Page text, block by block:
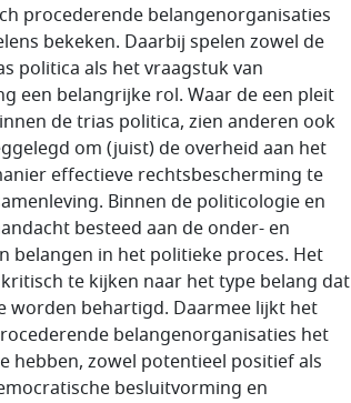
procederende belangenorganisaties
bekeken. Daarbij spelen zowel de
politica als het vraagstuk van
een belangrijke rol. Waar de een pleit
de trias politica, zien anderen ook
om (juist) de overheid aan het
effectieve rechtsbescherming te
Binnen de politicologie en
besteed aan de onder- en
belangen in het politieke proces. Het
te kijken naar het type belang dat
worden behartigd. Daarmee lijkt het
belangenorganisaties het
hebben, zowel potentieel positief als
besluitvorming en